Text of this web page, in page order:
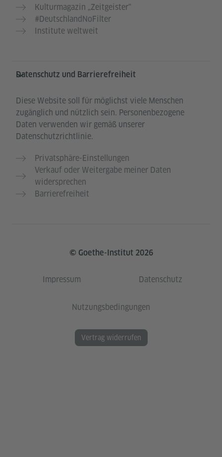
Kulturmagazin „Zeitgeister“
#DeutschlandNoFilter
Institute weltweit
Datenschutz und Barrierefreiheit
Diese Website soll für möglichst viele Menschen
zugänglich und nützlich sein. Personenbezogene
Daten verwenden wir gemäß unserer
Datenschutzrichtlinie.
Privatsphäre-Einstellungen
Verkauf oder Weitergabe meiner Daten
widersprechen
Barrierefreiheit
© Goethe-Institut 2026
Impressum Datenschutz
Nutzungsbedingungen
Vertrag widerrufen